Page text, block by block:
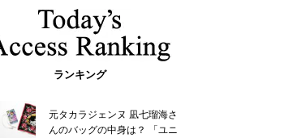
ランキング
元タカラジェンヌ 凪七瑠海さ
んのバッグの中身は？ 「ユニ